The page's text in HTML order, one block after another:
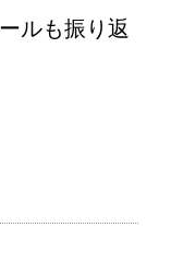
ルも振り返